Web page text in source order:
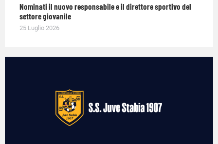
Nominati il nuovo responsabile e il direttore sportivo del
settore giovanile
25 Luglio 2026